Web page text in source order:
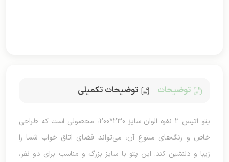
توضیحات توضیحات تکمیلی
پتو اتیس 2 نفره الوان سایز 230*200، محصولی است که طراحی
خاص و رنگ‌های متنوع آن، می‌تواند فضای اتاق خواب شما را
زیبا و دلنشین کند. این پتو با سایز بزرگ و مناسب برای دو نفر،